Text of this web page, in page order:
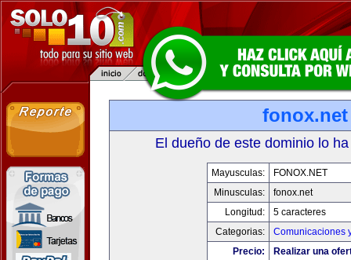
fonox.net
El dueño de este dominio lo
Mayusculas:
FONOX.NET
Minusculas:
fonox.net
Longitud:
5 caracteres
Categorias:
Comunicaciones
Precio:
Realizar una